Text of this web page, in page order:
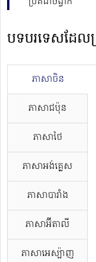
បទបរទេសដែល
ភាសាចិន
ភាសាជប៉ុន
ភាសាថៃ
ភាសាអង់គ្លេស
ភាសាបារាំង
ភាសាអ៊ីតាលី
ភាសាអេស្ប៉ាញ